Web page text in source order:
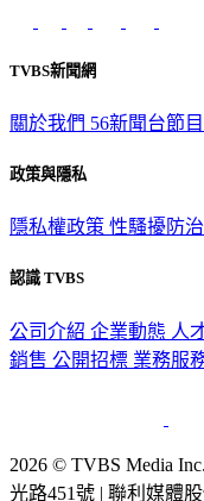
TVBS新聞網
關於我們 56新聞台節
政策與隱私
隱私權政策 性騷擾防
認識 TVBS
公司介紹 企業動態 人
銷售 公開招標 業務服
2026 © TVBS Media
光路451號 | 聯利媒體